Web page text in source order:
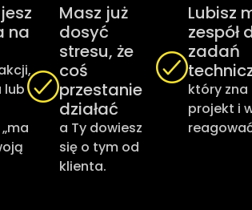
na
lub
Masz już
dosyć
stresu, że
coś
przestanie
działać
a Ty dowiesz
się o tym od
klienta.
Lubisz
zespół
zadań
który zna
projekt i